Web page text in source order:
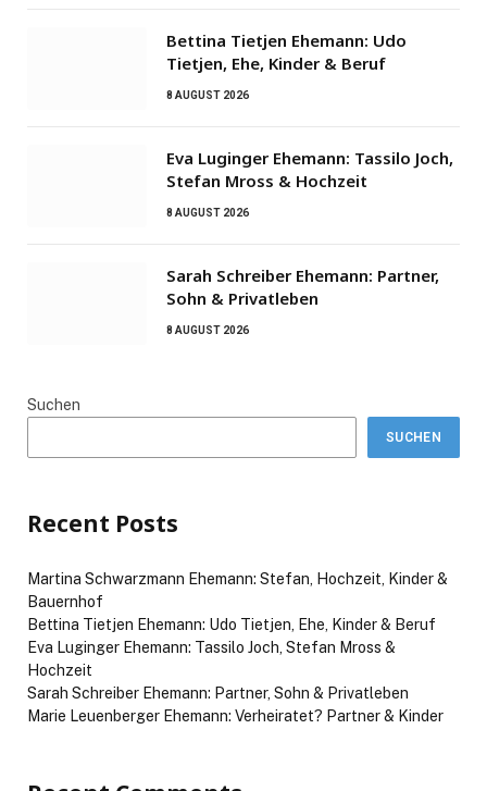
Bettina Tietjen Ehemann: Udo
Tietjen, Ehe, Kinder & Beruf
8 AUGUST 2026
Eva Luginger Ehemann: Tassilo Joch,
Stefan Mross & Hochzeit
8 AUGUST 2026
Sarah Schreiber Ehemann: Partner,
Sohn & Privatleben
8 AUGUST 2026
Suchen
SUCHEN
Recent Posts
Martina Schwarzmann Ehemann: Stefan, Hochzeit, Kinder &
Bauernhof
Bettina Tietjen Ehemann: Udo Tietjen, Ehe, Kinder & Beruf
Eva Luginger Ehemann: Tassilo Joch, Stefan Mross &
Hochzeit
Sarah Schreiber Ehemann: Partner, Sohn & Privatleben
Marie Leuenberger Ehemann: Verheiratet? Partner & Kinder